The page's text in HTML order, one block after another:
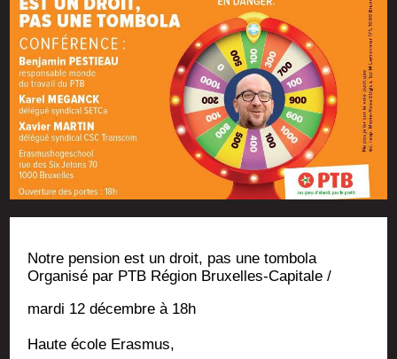
Notre pen­sion est un droit, pas une tombola
Orga­ni­sé par PTB Région Bruxelles-Capitale /
mar­di 12 décembre à 18h
Haute école Erasmus,